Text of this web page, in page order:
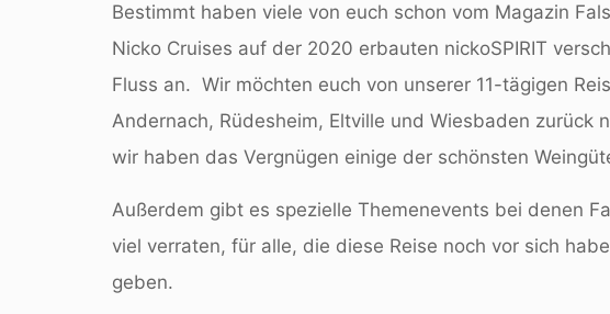
Bestimmt haben viele von euch schon vom Magazin
Nicko Cruises auf der 2020 erbauten nickoSPIRIT
Fluss an. Wir möchten euch von unserer 11-tägigen
Andernach, Rüdesheim, Eltville und Wiesbaden
wir haben das Vergnügen einige der schönsten
Außerdem gibt es spezielle Themenevents bei denen
viel verraten, für alle, die diese Reise noch vor sich
geben.